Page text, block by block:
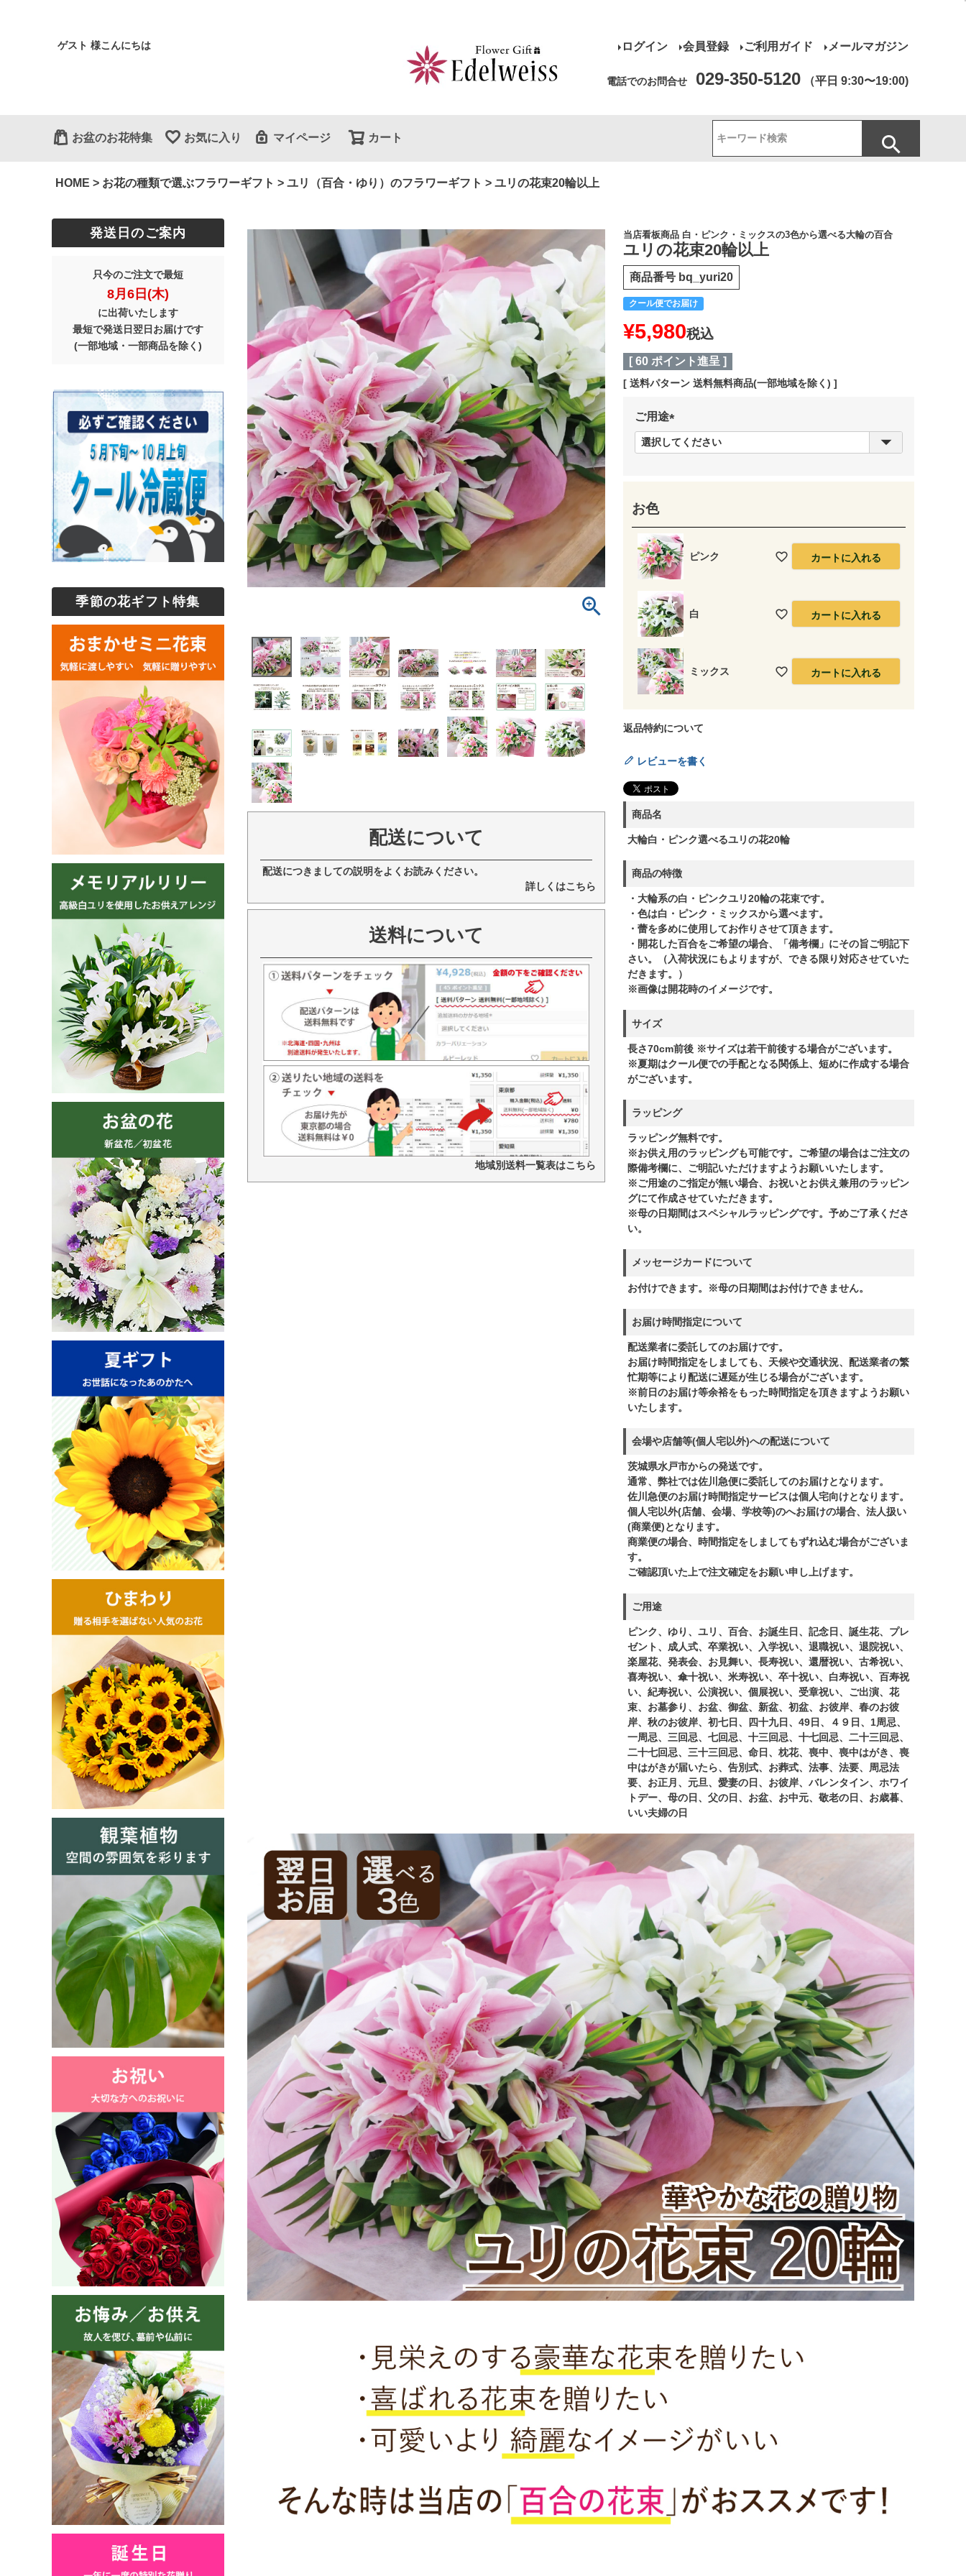
ゲスト 様こんにちは ログイン 会員登録 ご利用ガイド メールマガジン
電話でのお問合せ 029-350-5120 （平日 9:30〜19:00)
お盆のお花特集 お気に入り マイページ カート
HOME お花の種類で選ぶフラワーギフト ユリ（百合・ゆり）のフラワーギフト ユリの花束20輪以上
発送日のご案内
只今のご注文で最短
8月6日(木)
に出荷いたします
最短で発送日翌日お届けです
(一部地域・一部商品を除く)
季節の花ギフト特集
配送について
配送につきましての説明をよくお読みください。
詳しくはこちら
送料について
地域別送料一覧表はこちら
当店看板商品 白・ピンク・ミックスの3色から選べる大輪の百合
ユリの花束20輪以上
商品番号 bq_yuri20
クール便でお届け
¥5,980税込
[ 60 ポイント進呈 ]
送料パターン 送料無料商品(一部地域を除く)
ご用途
(
必
お色
ピンク カートに入れる
白 カートに入れる
ミックス カートに入れる
返品特約について
レビューを書く
商品名
大輪白・ピンク選べるユリの花20輪
商品の特徴
・大輪系の白・ピンクユリ20輪の花束です。
・色は白・ピンク・ミックスから選べます。
・蕾を多めに使用してお作りさせて頂きます。
・開花した百合をご希望の場合、「備考欄」にその旨ご明記下
さい。（入荷状況にもよりますが、できる限り対応させていた
だきます。）
※画像は開花時のイメージです。
サイズ
長さ70cm前後 ※サイズは若干前後する場合がございます。
※夏期はクール便での手配となる関係上、短めに作成する場合
がございます。
ラッピング
ラッピング無料です。
※お供え用のラッピングも可能です。ご希望の場合はご注文の
際備考欄に、ご明記いただけますようお願いいたします。
※ご用途のご指定が無い場合、お祝いとお供え兼用のラッピン
グにて作成させていただきます。
※母の日期間はスペシャルラッピングです。予めご了承くださ
い。
メッセージカードについて
お付けできます。※母の日期間はお付けできません。
お届け時間指定について
配送業者に委託してのお届けです。
お届け時間指定をしましても、天候や交通状況、配送業者の繁
忙期等により配送に遅延が生じる場合がございます。
※前日のお届け等余裕をもった時間指定を頂きますようお願い
いたします。
会場や店舗等(個人宅以外)への配送について
茨城県水戸市からの発送です。
通常、弊社では佐川急便に委託してのお届けとなります。
佐川急便のお届け時間指定サービスは個人宅向けとなります。
個人宅以外(店舗、会場、学校等)のへお届けの場合、法人扱い
(商業便)となります。
商業便の場合、時間指定をしましてもずれ込む場合がございま
す。
ご確認頂いた上で注文確定をお願い申し上げます。
ご用途
ピンク、ゆり、ユリ、百合、お誕生日、記念日、誕生花、プレ
ゼント、成人式、卒業祝い、入学祝い、退職祝い、退院祝い、
楽屋花、発表会、お見舞い、長寿祝い、還暦祝い、古希祝い、
喜寿祝い、傘十祝い、米寿祝い、卒十祝い、白寿祝い、百寿祝
い、紀寿祝い、公演祝い、個展祝い、受章祝い、ご出演、花
束、お墓参り、お盆、御盆、新盆、初盆、お彼岸、春のお彼
岸、秋のお彼岸、初七日、四十九日、49日、４９日、1周忌、
一周忌、三回忌、七回忌、十三回忌、十七回忌、二十三回忌、
二十七回忌、三十三回忌、命日、枕花、喪中、喪中はがき、喪
中はがきが届いたら、告別式、お葬式、法事、法要、周忌法
要、お正月、元旦、愛妻の日、お彼岸、バレンタイン、ホワイ
トデー、母の日、父の日、お盆、お中元、敬老の日、お歳暮、
いい夫婦の日